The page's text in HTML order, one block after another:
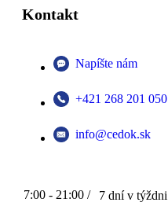
Kontakt
Napíšte nám
+421 268 201 050
info@cedok.sk
7:00 - 21:00 / 7 dní v týždni